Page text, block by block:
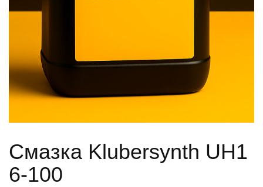
Смазка Klubersynth UH1
6-100